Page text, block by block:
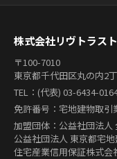
株式会社リヴトラスト
〒100-7010
東京都千代田区丸の内2
TEL：(代表) 03-6434-
免許番号：宅地建物取引
加盟団体：公益社団法
公益社団法人 東京都宅
住宅産業信用保証株式会